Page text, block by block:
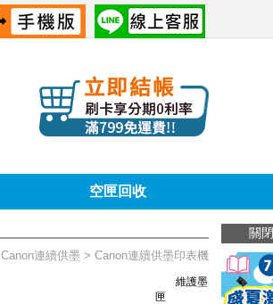
關閉
空匣回收
Canon連續供墨 > Canon連續供墨印表機
維護墨
匣